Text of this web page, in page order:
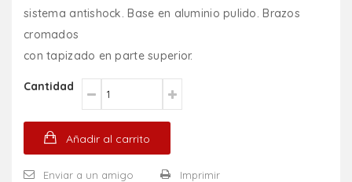
sistema antishock. Base en aluminio pulido. Brazos
cromados
con tapizado en parte superior.
Cantidad
Añadir al carrito
Enviar a un amigo
Imprimir